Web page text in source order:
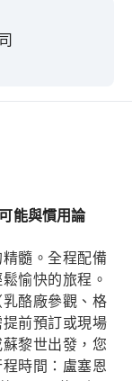
克力
能與慣用論
髓。全程配備
愉快的旅程。
酪廠參觀、格
前預訂或現場
黎世出發，您
時間：盧塞恩